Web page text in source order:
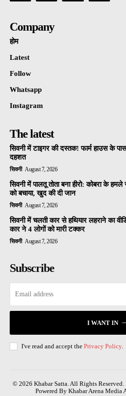
Company
होम
Latest
Follow
Whatsapp
Instagram
The latest
सिवनी में टाइगर की दस्तक! फार्म हाउस के
दहशत
सिवनी August 7, 2026
सिवनी में पालतू तोता बना हीरो: कोबरा के
को बचाया, खुद की दी जान
सिवनी August 7, 2026
सिवनी में चलती कार से हथियार लहराने का
कार ने 4 लोगों को मारी टक्कर
सिवनी August 7, 2026
Subscribe
I WANT IN
I've read and accept the Privacy Policy.
© 2026 Khabar Satta. All Rights
Powered By Khabar Arena Media